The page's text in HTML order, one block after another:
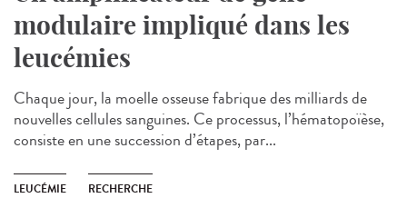
modulaire impliqué dans les
leucémies
Chaque jour, la moelle osseuse fabrique des milliards de
nouvelles cellules sanguines. Ce processus, l’hématopoïèse,
consiste en une succession d’étapes, par...
LEUCÉMIE RECHERCHE